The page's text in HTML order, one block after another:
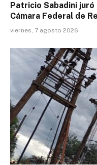
Patricio Sabadini
Cámara Federal de
viernes, 7 agosto 2026